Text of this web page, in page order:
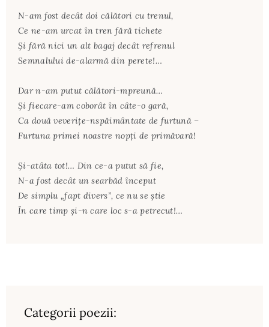
N-am fost decât doi călători cu trenul,
Ce ne-am urcat în tren fără tichete
Şi fără nici un alt bagaj decât refrenul
Semnalului de-alarmă din perete!…
Dar n-am putut călători-mpreună…
Şi fiecare-am coborât în câte-o gară,
Ca două veveriţe-nspăimântate de furtună –
Furtuna primei noastre nopţi de primăvară!
Şi-atâta tot!… Din ce-a putut să fie,
N-a fost decât un searbăd început
De simplu „fapt divers”, ce nu se ştie
În care timp şi-n care loc s-a petrecut!…
Categorii poezii: